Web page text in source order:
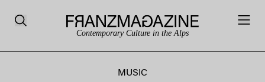
Contemporary Culture in the Alps
MUSIC